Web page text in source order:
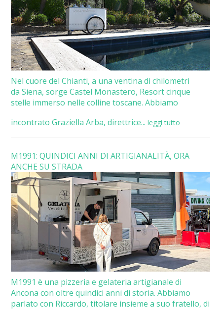
Nel cuore del Chianti, a una ventina di chilometri
da Siena, sorge Castel Monastero, Resort cinque
stelle immerso nelle colline toscane. Abbiamo
incontrato Graziella Arba, direttrice... leggi tutto
M1991: QUINDICI ANNI DI ARTIGIANALITÀ, ORA
ANCHE SU STRADA
M1991 è una pizzeria e gelateria artigianale di
Ancona con oltre quindici anni di storia. Abbiamo
parlato con Riccardo, titolare insieme a suo fratello, di